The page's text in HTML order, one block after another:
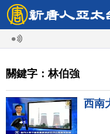
關鍵字：林伯強
西南